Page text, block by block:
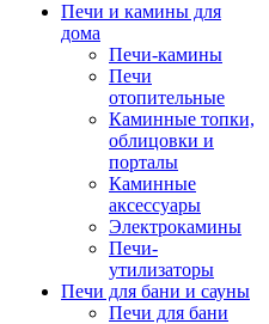
Печи и камины для
дома
Печи-камины
Печи
отопительные
Каминные топки,
облицовки и
порталы
Каминные
аксессуары
Электрокамины
Печи-
утилизаторы
Печи для бани и сауны
Печи для бани